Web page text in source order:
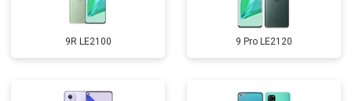
9R LE2100 9 Pro LE2120